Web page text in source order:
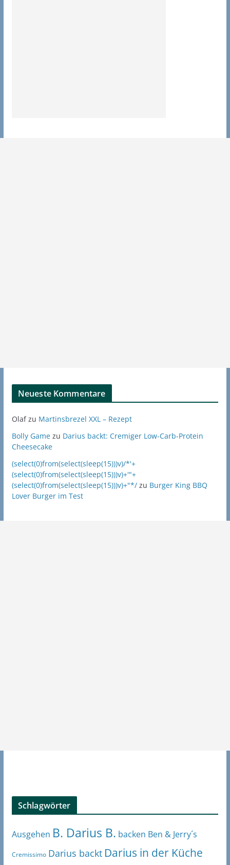
Neueste Kommentare
Olafzu Martinsbrezel XXL – Rezept
Bolly Gamezu Darius backt: Cremiger Low-Carb-Protein
Cheesecake
(select(0)from(select(sleep(15)))v)/*'+
(select(0)from(select(sleep(15)))v)+'"+
(select(0)from(select(sleep(15)))v)+"*/zu Burger King BBQ
Lover Burger im Test
Schlagwörter
Ausgehen B. Darius B. backen Ben & Jerry´s
Cremissimo Darius backt Darius in der Küche